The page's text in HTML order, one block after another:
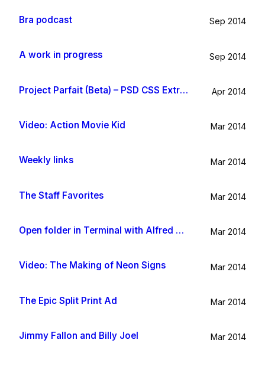
Bra podcast Sep 2014
A work in progress Sep 2014
Project Parfait (Beta) – PSD CSS Extraction Apr 2014
Video: Action Movie Kid Mar 2014
Weekly links Mar 2014
The Staff Favorites Mar 2014
Open folder in Terminal with Alfred App Mar 2014
Video: The Making of Neon Signs Mar 2014
The Epic Split Print Ad Mar 2014
Jimmy Fallon and Billy Joel Mar 2014